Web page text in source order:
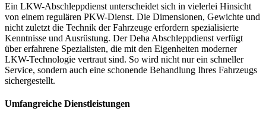
Ein LKW-Abschleppdienst unterscheidet sich in vielerlei Hinsicht
von einem regulären PKW-Dienst. Die Dimensionen, Gewichte und
nicht zuletzt die Technik der Fahrzeuge erfordern spezialisierte
Kenntnisse und Ausrüstung. Der Deha Abschleppdienst verfügt
über erfahrene Spezialisten, die mit den Eigenheiten moderner
LKW-Technologie vertraut sind. So wird nicht nur ein schneller
Service, sondern auch eine schonende Behandlung Ihres Fahrzeugs
sichergestellt.
Umfangreiche Dienstleistungen